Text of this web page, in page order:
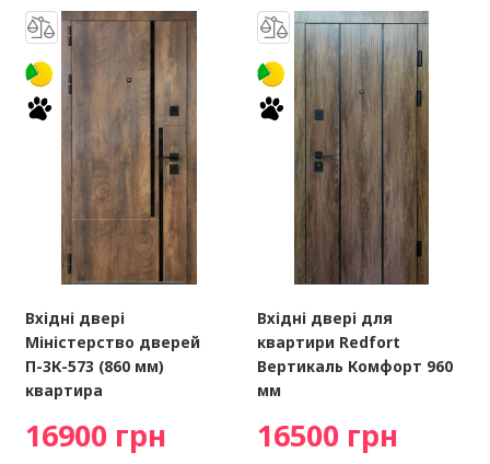
Вхідні двері
Міністерство дверей
П-3К-573 (860 мм)
квартира
16900 грн
Вхідні двері для
квартири Redfort
Вертикаль Комфорт 960
мм
16500 грн